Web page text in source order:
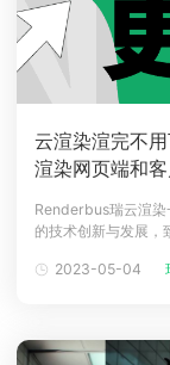
Maya AI渲染
Maya AI渲染
Maya AI渲染
Maya AI渲染
Maya AI渲染
Maya AI渲染
云制作价格
云制作价格
云制作价格
云制作价格
云制作价格
云制作价格
案例
资讯&赛事
新闻资讯
渲染百科
渲染大赛
泛CG交流会
新闻资讯
渲染百科
渲染大赛
泛CG交流会
新闻资讯
渲染百科
渲染大赛
泛CG交流会
新闻资讯
渲染百科
渲染大赛
泛CG交流会
新闻资讯
渲染百科
渲染大赛
泛CG交流会
新闻资讯
渲染百科
渲染大赛
泛CG交流会
特惠专区
青云平台
教育优惠
青云平台
教育优惠
青云平台
教育优惠
青云平台
教育优惠
青云平台
教育优惠
青云平台
教育优惠
云渲染渲完不
渲染网页端和
Renderbus瑞云渲染
的技术创新与发展，
也是我们在亚洲云渲
2023-05-04